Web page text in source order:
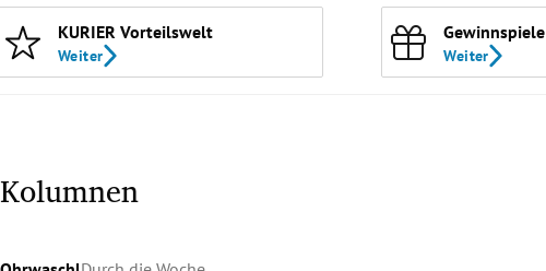
KURIER Vorteilswelt
Weiter
Gewinnspiele
Weiter
Kolumnen